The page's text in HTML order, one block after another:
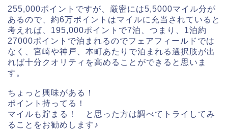
255,000ポイントですが、厳密には5,5000マイル分が
あるので、約6万ポイントはマイルに充当されていると
考えれば、195,000ポイントで7泊、つまり、1泊約
27000ポイントで泊まれるのでフェアフィールドでは
なく、宮崎や神戸、本町あたりで泊まれる選択肢が出
れば十分クオリティを高めることができると思いま
す。
ちょっと興味がある！
ポイント持ってる！
マイルも貯まる！ と思った方は調べてトライしてみ
ることをお勧めします♪